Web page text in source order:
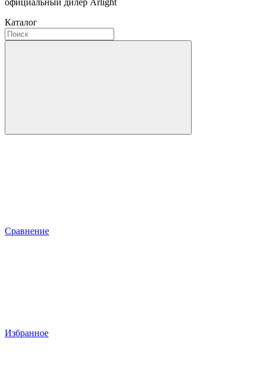
официальный дилер Arlight
Каталог
Сравнение
Избранное